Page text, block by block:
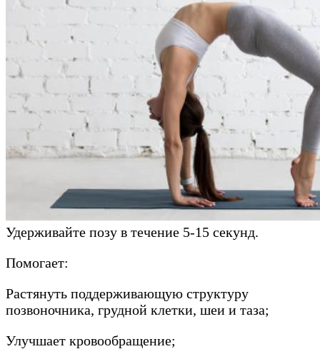
Удерживайте позу в течение 5-15 секунд.
Помогает:
Растянуть поддерживающую структуру
позвоночника, грудной клетки, шеи и таза;
Улучшает кровообращение;